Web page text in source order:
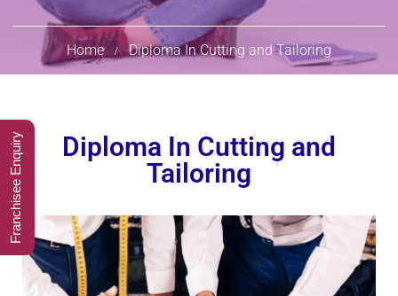
Home Diploma In Cutting and Tailoring
Diploma In Cutting and
Tailoring
Franchisee Enquiry